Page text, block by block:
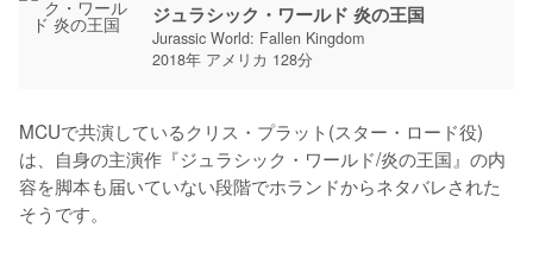
ジュラシック・ワールド 炎の王国
Jurassic World: Fallen Kingdom
2018年 アメリカ 128分
MCUで共演しているクリス・プラット(スター・ロード役)
は、自身の主演作『ジュラシック・ワールド/炎の王国』の内
容を脚本も届いていない段階でホランドからネタバレされた
そうです。